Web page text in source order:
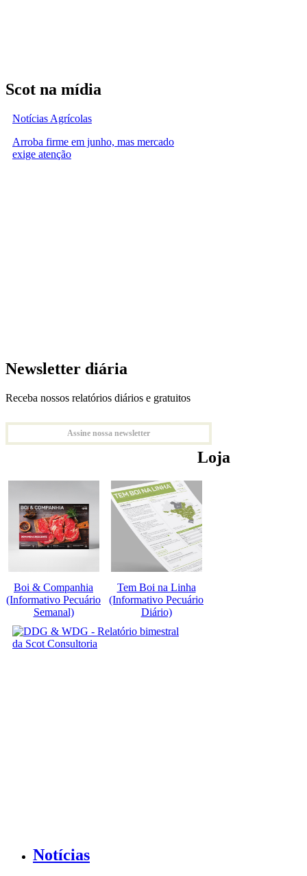
Scot na mídia
Notícias Agrícolas
Arroba firme em junho, mas mercado
exige atenção
Newsletter diária
Receba nossos relatórios diários e gratuitos
Assine nossa newsletter
Loja
Boi & Companhia
(Informativo Pecuário
Semanal)
Tem Boi na Linha
(Informativo Pecuário
Diário)
Notícias